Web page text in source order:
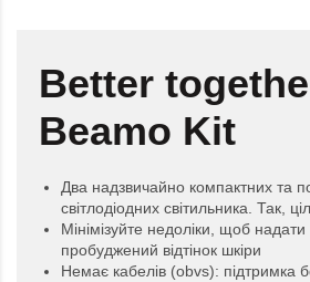
Better
Beamo Kit
Два надзвичайно компактних та
світлодіодних світильника. Так,
Мінімізуйте недоліки, щоб
пробуджений відтінок шкіри
Немає кабелів (obvs): підтримка